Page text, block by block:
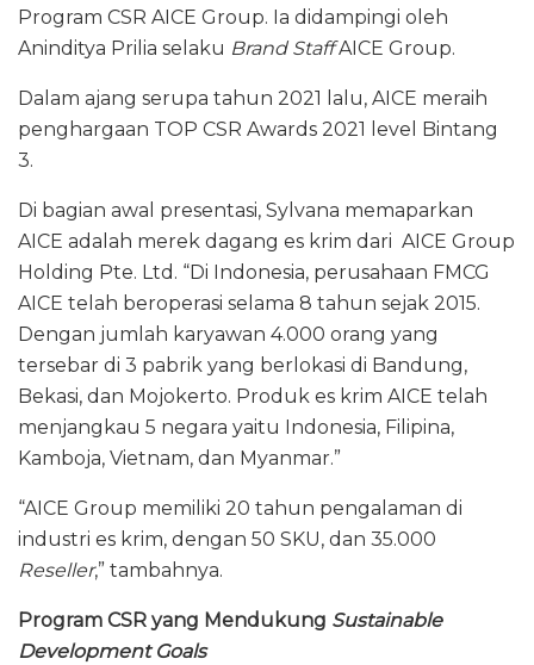
Program CSR AICE Group. Ia didampingi oleh
Aninditya Prilia selaku Brand StaffAICE Group.
Dalam ajang serupa tahun 2021 lalu, AICE meraih
penghargaan TOP CSR Awards 2021 level Bintang
3.
Di bagian awal presentasi, Sylvana memaparkan
AICE adalah merek dagang es krim dari AICE Group
Holding Pte. Ltd. “Di Indonesia, perusahaan FMCG
AICE telah beroperasi selama 8 tahun sejak 2015.
Dengan jumlah karyawan 4.000 orang yang
tersebar di 3 pabrik yang berlokasi di Bandung,
Bekasi, dan Mojokerto. Produk es krim AICE telah
menjangkau 5 negara yaitu Indonesia, Filipina,
Kamboja, Vietnam, dan Myanmar.”
“AICE Group memiliki 20 tahun pengalaman di
industri es krim, dengan 50 SKU, dan 35.000
Reseller,” tambahnya.
Program CSR yang Mendukung Sustainable
Development Goals